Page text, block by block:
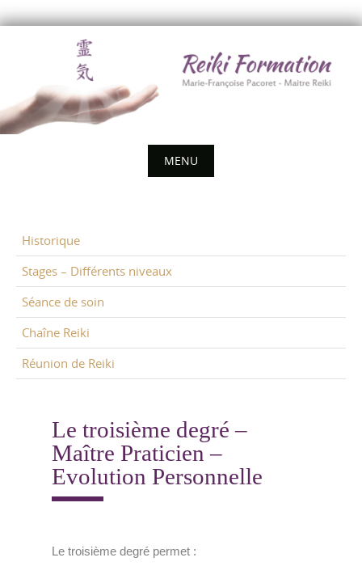
MENU
content
Historique
Stages – Différents niveaux
Séance de soin
Chaîne Reiki
Réunion de Reiki
Le troisième degré –
Maître Praticien –
Evolution Personnelle
Le troisième degré permet :